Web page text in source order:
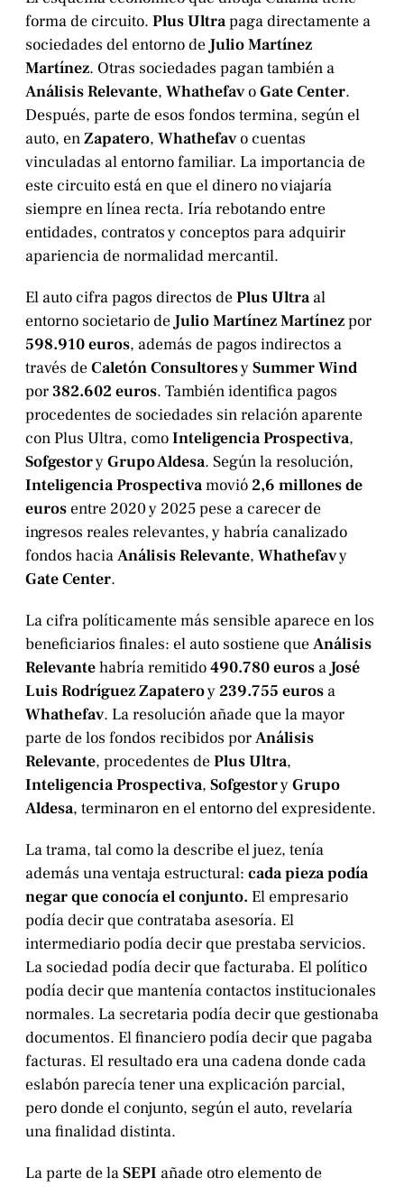
forma de circuito. Plus Ultrapaga directamente a
sociedades del entorno de Julio Martínez
Martínez. Otras sociedades pagan también a
Análisis Relevante, WhathefavoGate Center.
Después, parte de esos fondos termina, según el
auto, enZapatero, Whathefavo cuentas
vinculadas al entorno familiar. La importancia de
este circuito está en que el dinero no viajaría
siempre en línea recta. Iría rebotando entre
entidades, contratos y conceptos para adquirir
apariencia de normalidad mercantil.
El auto cifra pagos directos dePlus Ultra al
entorno societario de Julio Martínez Martínezpor
598.910 euros, además de pagos indirectos a
través deCaletón ConsultoresySummer Wind
por382.602 euros. También identifica pagos
procedentes de sociedades sin relación aparente
con Plus Ultra, comoInteligencia Prospectiva,
SofgestoryGrupo Aldesa. Según la resolución,
Inteligencia Prospectivamovió2,6 millones de
euros entre 2020 y 2025 pese a carecer de
ingresos reales relevantes, y habría canalizado
fondos haciaAnálisis Relevante, Whathefavy
Gate Center.
La cifra políticamente más sensible aparece en los
beneficiarios finales: el auto sostiene queAnálisis
Relevantehabría remitido490.780 euros a José
Luis Rodríguez Zapateroy239.755 euros a
Whathefav. La resolución añade que la mayor
parte de los fondos recibidos porAnálisis
Relevante, procedentes dePlus Ultra,
Inteligencia Prospectiva, SofgestoryGrupo
Aldesa, terminaron en el entorno del expresidente.
La trama, tal como la describe el juez, tenía
además una ventaja estructural: cada pieza podía
negar que conocía el conjunto. El empresario
podía decir que contrataba asesoría. El
intermediario podía decir que prestaba servicios.
La sociedad podía decir que facturaba. El político
podía decir que mantenía contactos institucionales
normales. La secretaria podía decir que gestionaba
documentos. El financiero podía decir que pagaba
facturas. El resultado era una cadena donde cada
eslabón parecía tener una explicación parcial,
pero donde el conjunto, según el auto, revelaría
una finalidad distinta.
La parte de laSEPI añade otro elemento de